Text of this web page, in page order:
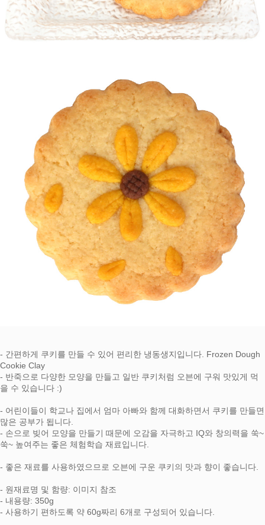
- 간편하게 쿠키를 만들 수 있어 편리한 냉동생지입니다. Frozen Dough
Cookie Clay
- 반죽으로 다양한 모양을 만들고 일반 쿠키처럼 오븐에 구워 맛있게 먹
을 수 있습니다 :)
- 어린이들이 학교나 집에서 엄마 아빠와 함께 대화하면서 쿠키를 만들면
많은 공부가 됩니다.
- 손으로 빚어 모양을 만들기 때문에 오감을 자극하고 IQ와 창의력을 쑥~
쑥~ 높여주는 좋은 체험학습 재료입니다.
- 좋은 재료를 사용하였으므로 오븐에 구운 쿠키의 맛과 향이 좋습니다.
- 원재료명 및 함량: 이미지 참조
- 내용량: 350g
- 사용하기 편하도록 약 60g짜리 6개로 구성되어 있습니다.